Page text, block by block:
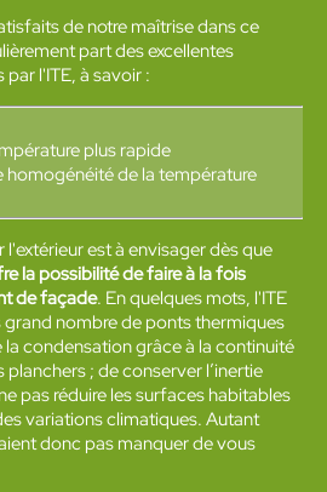
de notre maîtrise dans ce
part des excellentes
l'ITE, à savoir :
plus rapide
homogénéité de la température
est à envisager dès que
la possibilité de faire à la fois
de façade. En quelques mots, l'ITE
nombre de ponts thermiques
condensation grâce à la continuité
planchers ; de conserver l’inertie
pas réduire les surfaces habitables
variations climatiques. Autant
donc pas manquer de vous